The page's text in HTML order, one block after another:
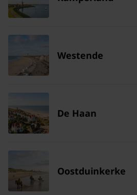
Westende
De Haan
Oostduinkerke